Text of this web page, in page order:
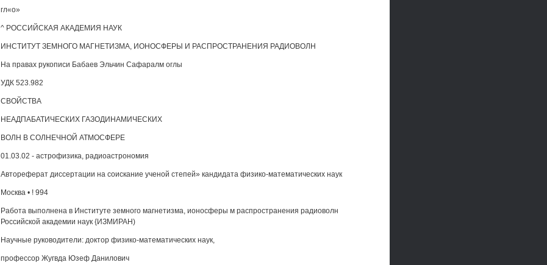
гл«о»
^ РОССИЙСКАЯ АКАДЕМИЯ НАУК
ИНСТИТУТ ЗЕМНОГО МАГНЕТИЗМА, ИОНОСФЕРЫ И РАСПРОСТРАНЕНИЯ РАДИОВОЛН
На правах рукописи Бабаев Эльчин Сафаралм оглы
УДК 523.982
СВОЙСТВА
НЕАДПАБАТИЧЕСКИХ ГАЗОДИНАМИЧЕСКИХ
ВОЛН В СОЛНЕЧНОЙ АТМОСФЕРЕ
01.03.02 - астрофизика, радиоастрономия
Автореферат диссертации на соискание ученой степей» кандидата физико-математических наук
Москва • ! 994
Работа выполнена в Институте земного магнетизма, ионосферы м распространения радиоволн
Российской академии наук {ИЗМИРАН)
Научные руководители: доктор физико-математических наук,
профессор Жугвда Юзеф Данилович